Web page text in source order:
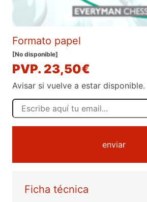
Formato papel
[No disponible]
PVP. 23,50€
Avisar si vuelve a estar disponible.
enviar
Ficha técnica